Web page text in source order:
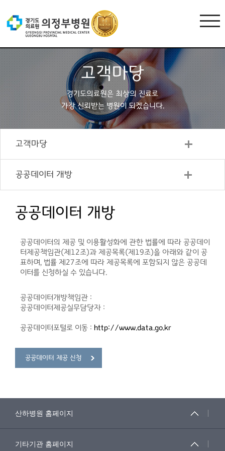
고객마당
경기도의료원은 최상의 진료로
가장 신뢰받는 병원이 되겠습니다.
고객마당
공공데이터 개방
공공데이터 개방
공공데이터의 제공 및 이용활성화에 관한 법률에 따라 공공데이
터제공책임관(제12조)과 제공목록(제19조)을 아래와 같이 공
표하며, 법률 제27조에 따라 제공목록에 포함되지 않은 공공데
이터를 신청하실 수 있습니다.
공공데이터개방책임관 :
공공데이터제공실무담당자 :
공공데이터포털로 이동 : http://www.data.go.kr
공공데이터 제공 신청